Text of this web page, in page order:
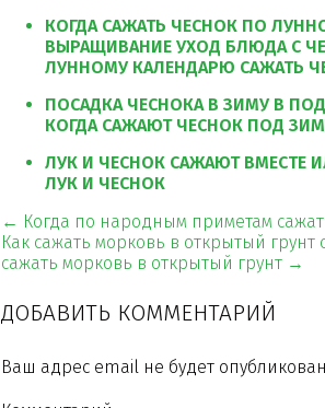
КОГДА САЖАТЬ ЧЕСНОК ПО
ВЫРАЩИВАНИЕ УХОД БЛЮДА С
ЛУННОМУ КАЛЕНДАРЮ САЖАТЬ
ПОСАДКА ЧЕСНОКА В ЗИМУ В
КОГДА САЖАЮТ ЧЕСНОК ПОД
ЛУК И ЧЕСНОК САЖАЮТ ВМЕСТЕ
ЛУК И ЧЕСНОК
← Когда по народным приметам
Как сажать морковь в открытый
сажать морковь в открытый грунт →
ДОБАВИТЬ КОММЕНТАРИЙ
Ваш адрес email не будет